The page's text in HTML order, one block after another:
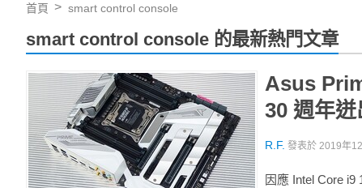
首頁 smart control console
smart control console 的最新熱門文章
Asus
30 週年
R.F. 發表於 2019年
因應 Intel Core